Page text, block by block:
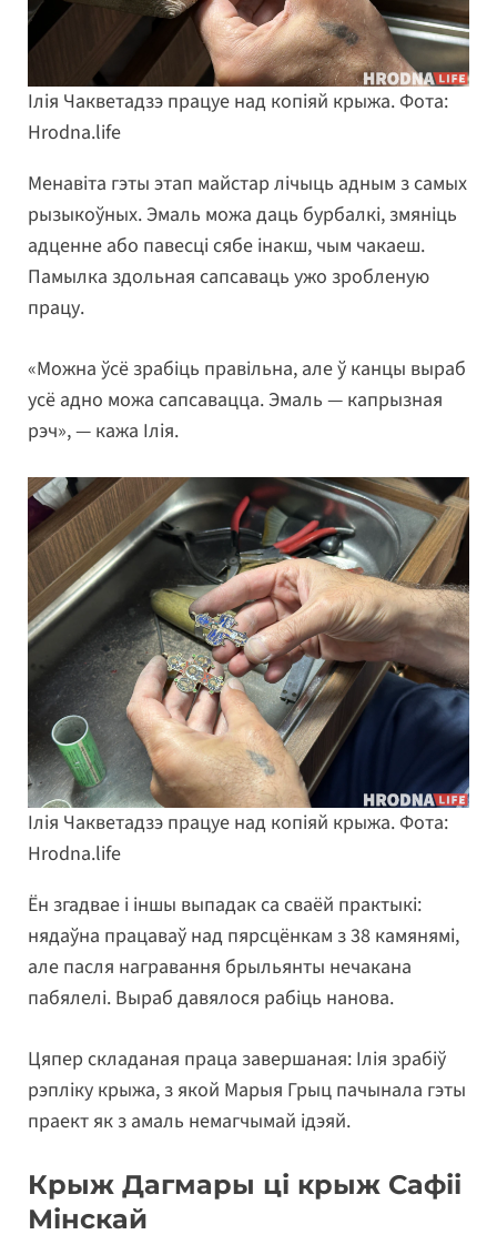
Ілія Чакветадзэ працуе над копіяй крыжа. Фота:
Hrodna.life
Менавіта гэты этап майстар лічыць адным з самых
рызыкоўных. Эмаль можа даць бурбалкі, змяніць
адценне або павесці сябе інакш, чым чакаеш.
Памылка здольная сапсаваць ужо зробленую
працу.
«Можна ўсё зрабіць правільна, але ў канцы выраб
усё адно можа сапсавацца. Эмаль — капрызная
рэч», — кажа Ілія.
Ілія Чакветадзэ працуе над копіяй крыжа. Фота:
Hrodna.life
Ён згадвае і іншы выпадак са сваёй практыкі:
нядаўна працаваў над пярсцёнкам з 38 камянямі,
але пасля награвання брыльянты нечакана
пабялелі. Выраб давялося рабіць нанова.
Цяпер складаная праца завершаная: Ілія зрабіў
рэпліку крыжа, з якой Марыя Грыц пачынала гэты
праект як з амаль немагчымай ідэяй.
Крыж Дагмары ці крыж Сафіі
Мінскай